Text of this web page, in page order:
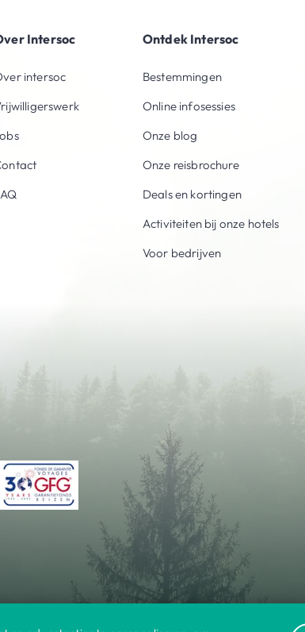
Intersoc
intersoc
Ontdek Intersoc
Bestemmingen
Online infosessies
Onze blog
Onze reisbrochure
Deals en kortingen
Activiteiten bij onze hotels
Voor bedrijven